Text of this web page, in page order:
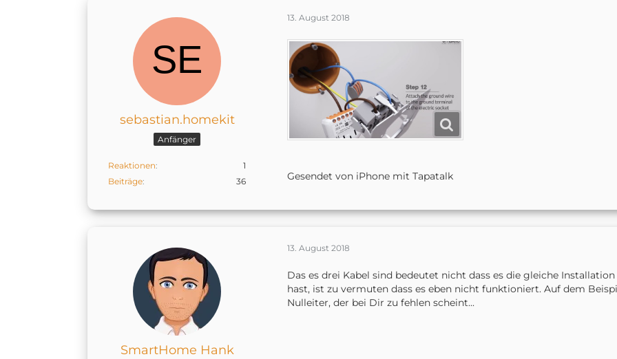
sebastian.homekit
Anfänger
Reaktionen
1
Beiträge
36
13. August 2018
Gesendet von iPhone mit Tapatalk
SmartHome Hank
13. August 2018
Das es drei Kabel sind bedeutet nicht dass es die gleiche
hast, ist zu vermuten dass es eben nicht funktioniert. Auf dem
Nulleiter, der bei Dir zu fehlen scheint...